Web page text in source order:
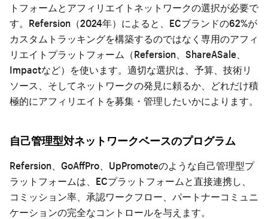
トフォームとアフィリエイトネットワークの選択が必要で
す。Refersion（2024年）によると、ECブランドの62%が
カスタムトラッキングを構築するのではなく専用のアフィ
リエイトプラットフォーム（Refersion、ShareASale、
Impactなど）を使います。適切な選択は、予算、技術リ
ソース、そしてネットワークの発見に頼るか、どれだけ積
極的にアフィリエイトを募集・管理したいかによります。
自己管理型対ネットワークベースのプログラム
Refersion、GoAffPro、UpPromoteのような自己管理型プ
ラットフォームは、ECプラットフォームと直接連携し、
コミッション率、承認ワークフロー、パートナーコミュニ
ケーションの完全なコントロールを与えます。